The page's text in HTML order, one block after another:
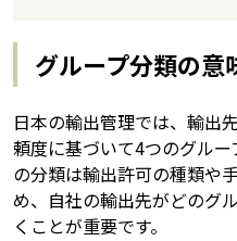
グループ分類の意
日本の輸出管理では、輸出
頼度に基づいて4つのグル
の分類は輸出許可の種類や
め、自社の輸出先がどのグ
くことが重要です。